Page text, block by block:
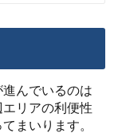
んでいるのは
リアの利便性
まいります。